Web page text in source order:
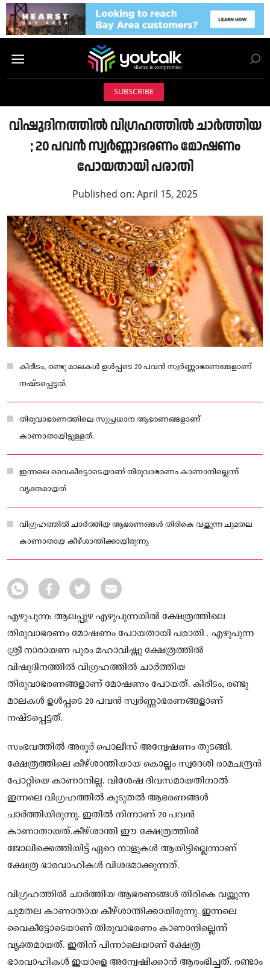
SUBSCRIBE
വിഷുദിനത്തിൽ വിഗ്രഹത്തിൽ ചാർത്തിയ
; 20 പവൻ സ്വർണ്ണാഭരണo മോഷണം
പോയതായി പരാതി
Published on: April 15, 2025
കിരീടം, രണ്ടു മാലകൾ ഉൾപ്പടെ 20 പവൻ സ്വർണ്ണാഭരണങ്ങളാണ്
നഷ്ടപ്പെട്ടത്.
തിരുവാഭരണത്തിലെ സുപ്രധാന ആഭരണങ്ങളാണ്
കാണാതായിട്ടുള്ളത്.
ഇന്നലെ വൈകീട്ടോടെയാണ് തിരുവാഭരണം കാണാനില്ലെന്ന്
വ്യക്തമായത്
വിഗ്രഹത്തിൽ ചാർത്തിയ ആഭരണങ്ങൾ തിരികെ വയ്ക്കുന്ന ചുമതല
കാണാതായ കീഴ്ശാന്തിക്കായിരുന്നു.
എഴുപുന്ന: ആലപ്പുഴ എഴുപുന്നയിൽ ക്ഷേത്രത്തിലെ
തിരുവാഭരണം മോഷണം പോയതായി പരാതി . എഴുപുന്ന
ശ്രീ നാരായണ പുരം മഹാവിഷ്ണു ക്ഷേത്രത്തിൽ
വിഷുദിനത്തിൽ വിഗ്രഹത്തിൽ ചാർത്തിയ
തിരുവാഭരണങ്ങളാണ് മോഷണം പോയത്. കിരീടം, രണ്ടു
മാലകൾ ഉൾപ്പടെ 20 പവൻ സ്വർണ്ണാഭരണങ്ങളാണ്
നഷ്ടപ്പെട്ടത്.
സംഭവത്തിൽ അരൂർ പൊലീസ് അന്വേഷണം തുടങ്ങി.
ക്ഷേത്രത്തിലെ കീഴ്ശാന്തിയായ കൊല്ലം സ്വദേശി രാമചന്ദ്രൻ
പോറ്റിയെ കാണാനില്ല. വിശേഷ ദിവസമായതിനാൽ
ഇന്നലെ വിഗ്രഹത്തിൽ കൂടുതൽ ആഭരണങ്ങൾ
ചാർത്തിയിരുന്നു. ഇതിൽ നിന്നാണ് 20 പവൻ
കാണാതായത്.കീഴ്ശാന്തി ഈ ക്ഷേത്രത്തിൽ
ജോലിക്കെത്തിയിട്ട് ഏറെ നാളുകൾ ആയിട്ടില്ലെന്നാണ്
ക്ഷേത്ര ഭാരവാഹികൾ വിശദമാക്കുന്നത്.
വിഗ്രഹത്തിൽ ചാർത്തിയ ആഭരണങ്ങൾ തിരികെ വയ്ക്കുന്ന
ചുമതല കാണാതായ കീഴ്ശാന്തിക്കായിരുന്നു. ഇന്നലെ
വൈകീട്ടോടെയാണ് തിരുവാഭരണം കാണാനില്ലെന്ന്
വ്യക്തമായത്. ഇതിന് പിന്നാലെയാണ് ക്ഷേത്ര
ഭാരവാഹികൾ ഇയാളെ അന്വേഷിക്കാൻ ആരംഭിച്ചത്. രണ്ടാം